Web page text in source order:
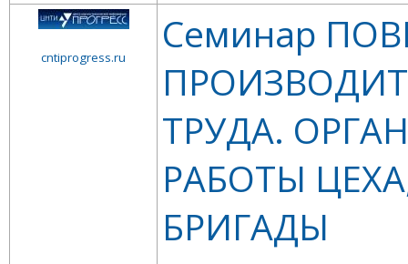
cntiprogress.ru
Семинар
ТРУДА.
РАБОТЫ
БРИГАДЫ